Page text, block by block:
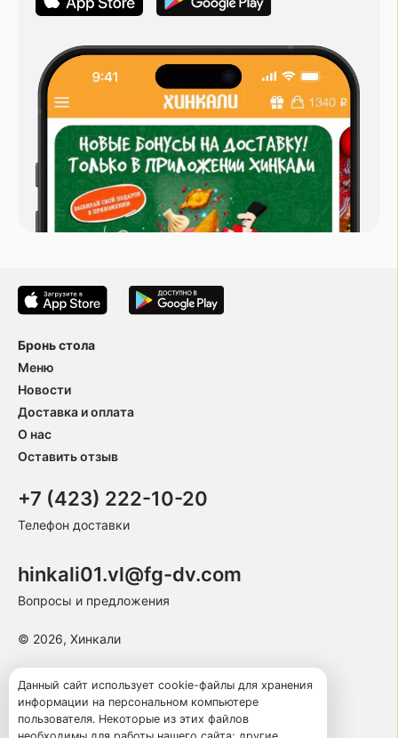
Бронь стола
Меню
Новости
Доставка и оплата
О нас
Оставить отзыв
+7 (423) 222-10-20
Телефон доставки
hinkali01.vl@fg-dv.com
Вопросы и предложения
© 2026, Хинкали
Пользовательское соглашение
Политика конфиденциальности
Публичная оферта
Данный сайт использует cookie-файлы для хранения
информации на персональном компьютере
пользователя. Некоторые из этих файлов